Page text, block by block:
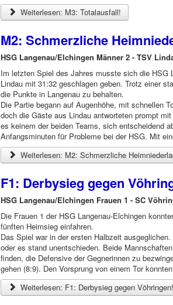
Weiterlesen: M3: Totalausfall!
M2: Schmerzliche
HSG Langenau/Elchingen Männer 2 - TSV
Im letzten Spiel des Jahres musste sich die HSG
Lindau mit 31:32 geschlagen geben. Trotz einer
die Punkte in Langenau zu behalten.
Die Partie begann auf Augenhöhe, mit schnellen
doch die Gäste aus Lindau antworteten prompt
es keinem der beiden Teams, sich entscheidend
Anfangsminuten für Probleme bei der HSG. Mit
Weiterlesen: M2: Schmerzliche
F1: Derbysieg gegen
HSG Langenau/Elchingen Frauen 1 - SC
Die Frauen 1 der HSG Langenau-Elchingen
fünften Heimsieg einfahren.
Das Spiel war in der ersten Halbzeit
oder es stand unentschieden. Beide
finden, die Defensive der Gegnerinnen zu
gehen (8:9). Den Vorsprung von einem Tor
Weiterlesen: F1: Derbysieg gegen Vöhringen!